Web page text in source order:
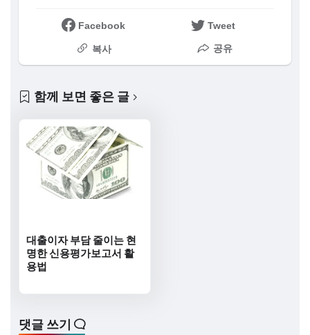
Facebook Tweet
복사 공유
함께 보면 좋은 글
대출이자 부담 줄이는 현
명한 신용평가보고서 활
용법
댓글 쓰기